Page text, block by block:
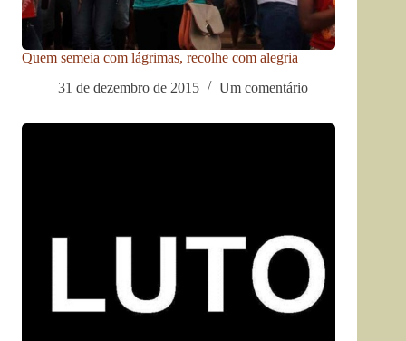
Quem semeia com lágrimas, recolhe com alegria
31 de dezembro de 2015
Um comentário